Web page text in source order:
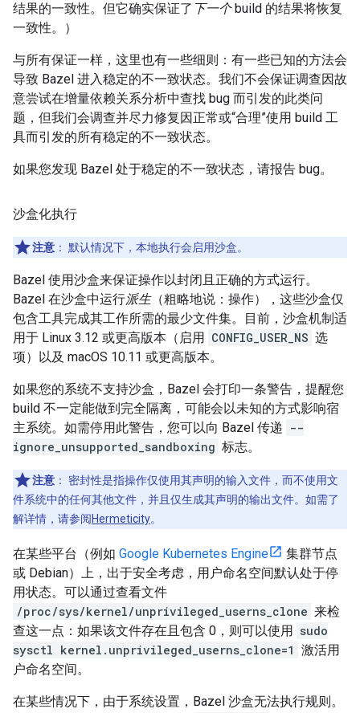
结果的一致性。但它确实保证了 下一个build 的结果将恢复
一致性。）
与所有保证一样，这里也有一些细则：有一些已知的方法会
导致 Bazel 进入稳定的不一致状态。我们不会保证调查因故
意尝试在增量依赖关系分析中查找 bug 而引发的此类问
题，但我们会调查并尽力修复因正常或“合理”使用 build 工
具而引发的所有稳定的不一致状态。
如果您发现 Bazel 处于稳定的不一致状态，请报告 bug。
沙盒化执行
注意 ： 默认情况下，本地执行会启用沙盒。
Bazel 使用沙盒来保证操作以封闭且正确的方式运行。
Bazel 在沙盒中运行派生（粗略地说：操作），这些沙盒仅
包含工具完成其工作所需的最少文件集。目前，沙盒机制适
用于 Linux 3.12 或更高版本（启用 CONFIG_USER_NS 选
项）以及 macOS 10.11 或更高版本。
如果您的系统不支持沙盒，Bazel 会打印一条警告，提醒您
build 不一定能做到完全隔离，可能会以未知的方式影响宿
主系统。如需停用此警告，您可以向 Bazel 传递 --
ignore_unsupported_sandboxing 标志。
注意 ：
密封性是指操作仅使用其声明的输入文件，而不使用文
件系统中的任何其他文件，并且仅生成其声明的输出文件。如需了
解详情，请参阅Hermeticity。
在某些平台（例如 Google Kubernetes Engine
集群节点
或 Debian）上，出于安全考虑，用户命名空间默认处于停
用状态。可以通过查看文件
/proc/sys/kernel/unprivileged_userns_clone 来检
查这一点：如果该文件存在且包含 0，则可以使用 sudo
sysctl kernel.unprivileged_userns_clone=1 激活用
户命名空间。
在某些情况下，由于系统设置，Bazel 沙盒无法执行规则。